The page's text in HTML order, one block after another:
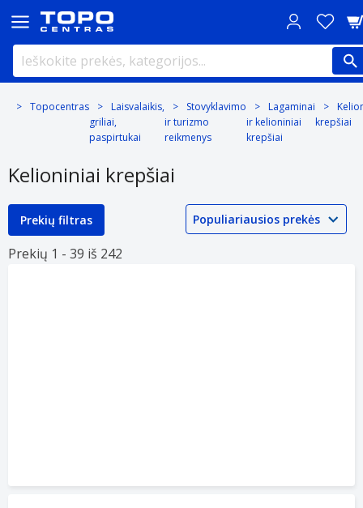
Topocentras
Laisvalaikis,
griliai,
paspirtukai
Stovyklavimo
ir turizmo
reikmenys
Lagaminai
ir kelioniniai
krepšiai
krepšiai
Kelioniniai krepšiai
Prekių filtras
Prekių 1 - 39 iš 242